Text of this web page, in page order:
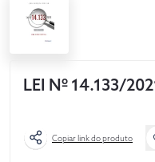
LEI Nº 14.133/
Copiar link do produto